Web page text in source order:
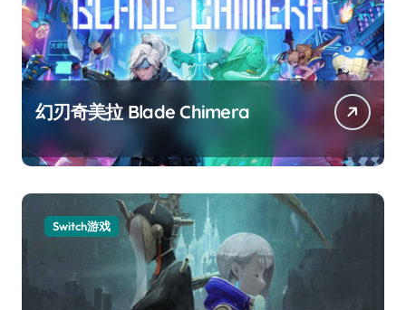
幻刃奇美拉 Blade Chimera
Switch游戏